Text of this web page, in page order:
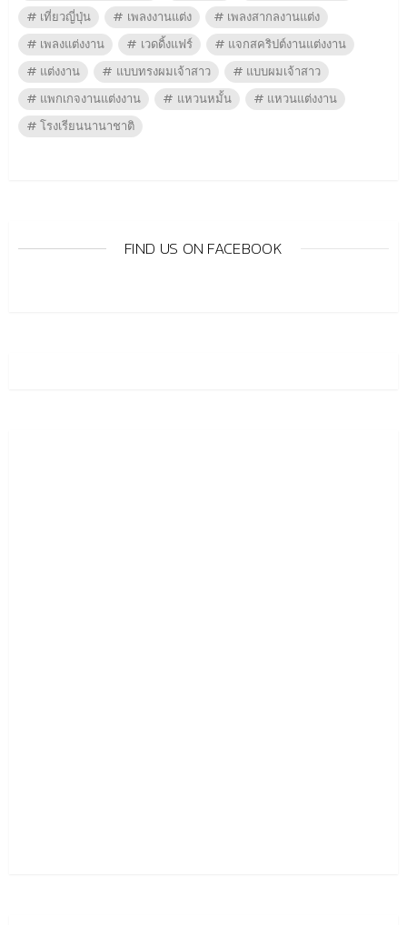
เที่ยวญี่ปุ่น
เพลงงานแต่ง
เพลงสากลงานแต่ง
เพลงแต่งงาน
เวดดิ้งแฟร์
แจกสคริปต์งานแต่งงาน
แต่งงาน
แบบทรงผมเจ้าสาว
แบบผมเจ้าสาว
แพกเกจงานแต่งงาน
แหวนหมั้น
แหวนแต่งงาน
โรงเรียนนานาชาติ
FIND US ON FACEBOOK